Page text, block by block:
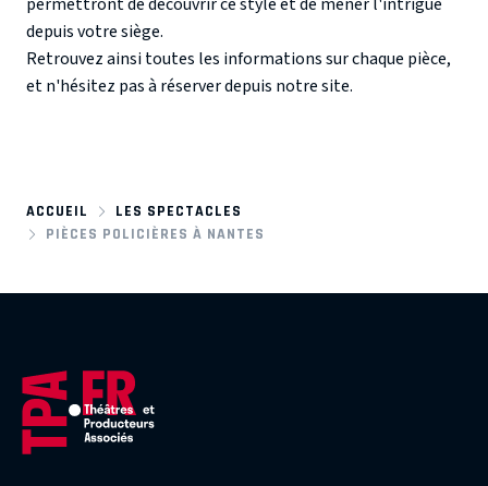
permettront de découvrir ce style et de mener l'intrigue
depuis votre siège.
Retrouvez ainsi toutes les informations sur chaque pièce,
et n'hésitez pas à réserver depuis notre site.
ACCUEIL
LES SPECTACLES
PIÈCES POLICIÈRES À NANTES